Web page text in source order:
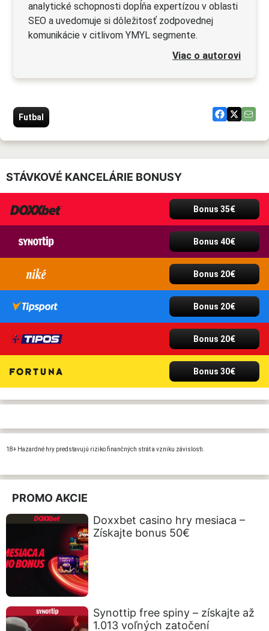
analytické schopnosti dopĺňa expertízou v oblasti
SEO a uvedomuje si dôležitosť zodpovednej
komunikácie v citlivom YMYL segmente.
Viac o autorovi
Futbal
STÁVKOVÉ KANCELÁRIE BONUSY
Bonus 35€
Bonus 40€
Bonus 20€
Bonus 20€
Bonus 20€
Bonus 30€
18+ Hazardné hry predstavujú riziko finančných strát a vzniku závislosti.
PROMO AKCIE
Doxxbet casino hry mesiaca –
Získajte bonus 50€
Synottip free spiny – získajte až
1.013 voľných zatočení